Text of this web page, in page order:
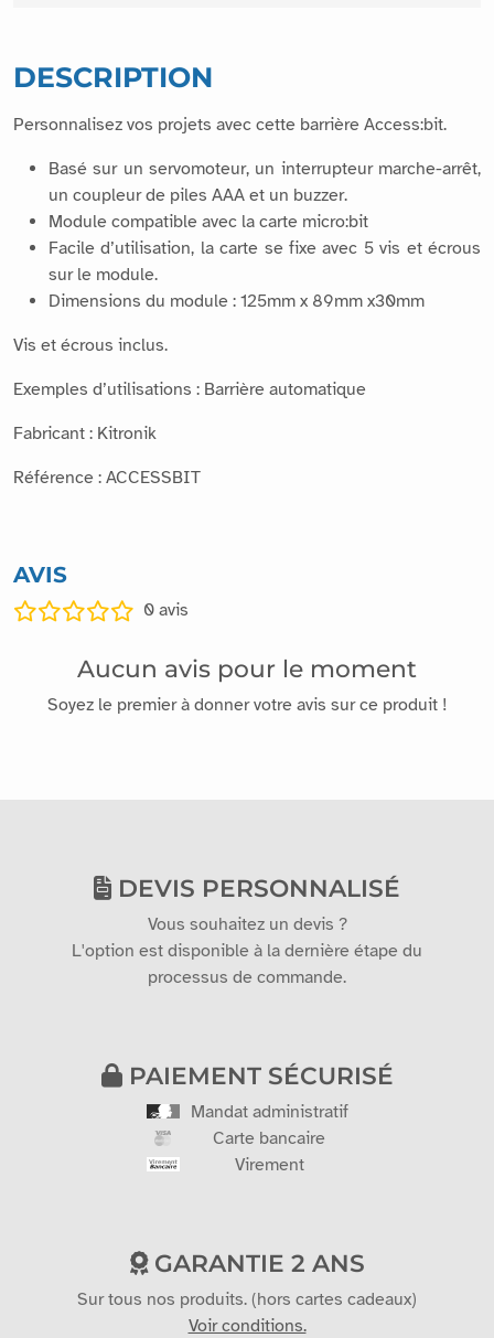
DESCRIPTION
Personnalisez vos projets avec cette barrière Access:bit.
Basé sur un servomoteur, un interrupteur marche-arrêt,
un coupleur de piles AAA et un buzzer.
Module compatible avec la carte micro:bit
Facile d’utilisation, la carte se fixe avec 5 vis et écrous
sur le module.
Dimensions du module : 125mm x 89mm x30mm
Vis et écrous inclus.
Exemples d’utilisations : Barrière automatique
Fabricant : Kitronik
Référence : ACCESSBIT
AVIS
0 avis
Aucun avis pour le moment
Soyez le premier à donner votre avis sur ce produit !
DEVIS PERSONNALISÉ
Vous souhaitez un devis ?
L'option est disponible à la dernière étape du
processus de commande.
PAIEMENT SÉCURISÉ
Mandat administratif
Carte bancaire
Virement
GARANTIE 2 ANS
Sur tous nos produits. (hors cartes cadeaux)
Voir conditions.